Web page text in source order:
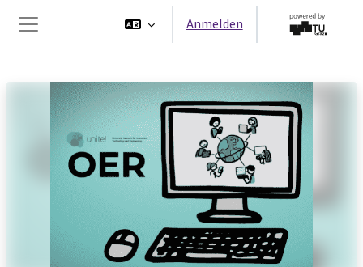
Website-Übersicht
Anmelden